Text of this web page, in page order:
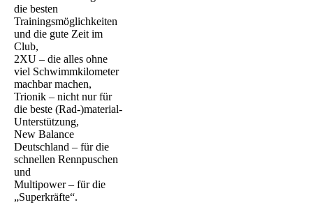
die besten
Trainingsmöglichkeiten
und die gute Zeit im
Club,
2XU – die alles ohne
viel Schwimmkilometer
machbar machen,
Trionik – nicht nur für
die beste (Rad-)material-
Unterstützung,
‪New Balance
Deutschland – für die
schnellen Rennpuschen
und
Multipower – für die
„Superkräfte“.